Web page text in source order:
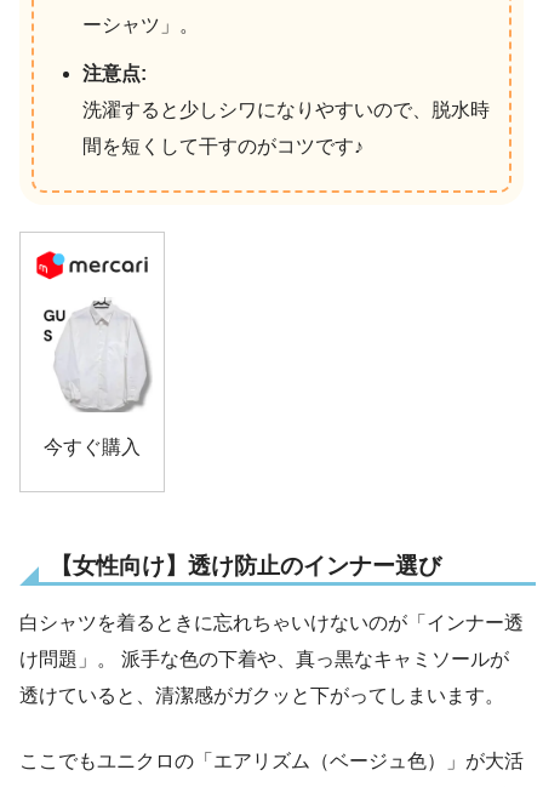
ーシャツ」。
注意点:
洗濯すると少しシワになりやすいので、脱水時
間を短くして干すのがコツです♪
今すぐ購入
【女性向け】透け防止のインナー選び
白シャツを着るときに忘れちゃいけないのが「インナー透
け問題」。 派手な色の下着や、真っ黒なキャミソールが
透けていると、清潔感がガクッと下がってしまいます。
ここでもユニクロの「エアリズム（ベージュ色）」が大活